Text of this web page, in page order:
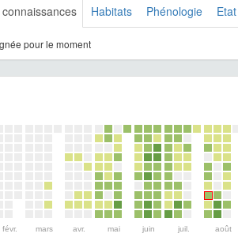
Habitats Phénologie
pour le moment
févr. mars avr. mai juin juil. août